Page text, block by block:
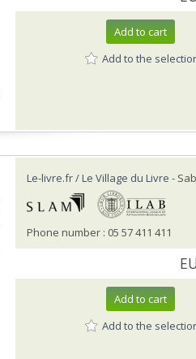
Add to cart
Add to the
Le-livre.fr / Le Village du Livre -
Phone number : 05 57 411 411
Add to cart
Add to the